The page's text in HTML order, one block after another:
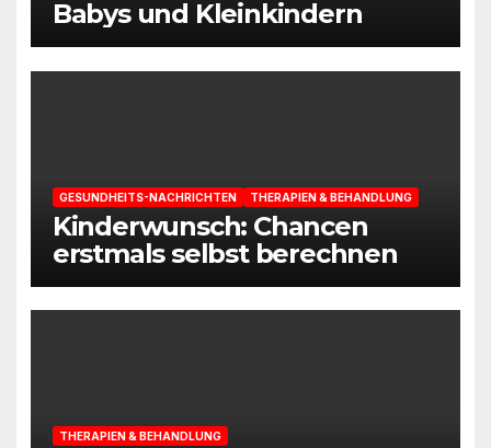
Babys und Kleinkindern
GESUNDHEITS-NACHRICHTEN THERAPIEN & BEHANDLUNG
Kinderwunsch: Chancen
erstmals selbst berechnen
THERAPIEN & BEHANDLUNG